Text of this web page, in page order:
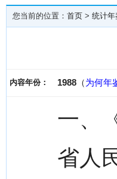
您当前的位置： 首页 > 统计年
内容年份： 1988 （为何年
一、
省人